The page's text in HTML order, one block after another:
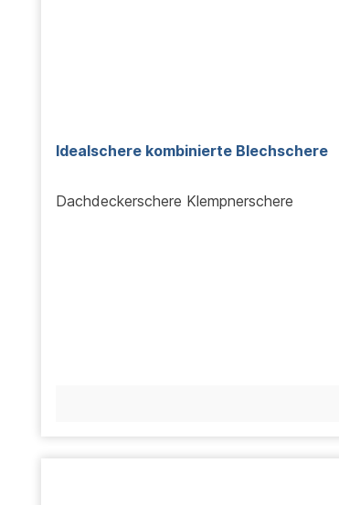
Idealschere kombinierte Blechschere
Dachdeckerschere Klempnerschere